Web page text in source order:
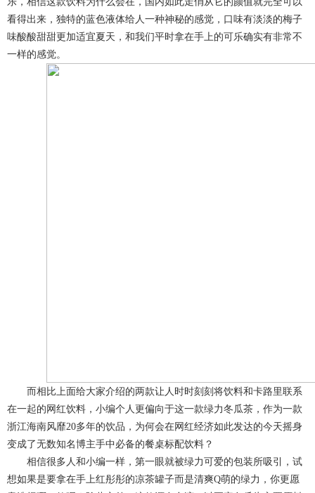
看得出来，独特的蓝色液体给人一种神秘的感觉，口味有淡淡的梅子
味酸酸甜甜更加适宜夏天，和我们平时拿在手上的可乐确实有非常不
一样的感觉。
而相比上面给大家介绍的两款让人时时刻刻将饮料和卡路里联系
在一起的网红饮料，小编个人更偏向于这一款绿力冬瓜茶，作为一款
浙江海南风靡20多年的饮品，为何会在网红经济如此发达的今天摇身
变成了无数知名博主手中必备的餐桌标配饮料？
相信很多人和小编一样，第一眼就被绿力可爱的包装所吸引，试
想如果是要拿在手上红彤彤的凉茶罐子而是清爽Q萌的绿力，你更愿